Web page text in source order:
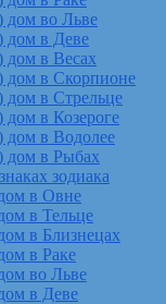
дом во Льве
дом в Деве
дом в Весах
дом в Скорпионе
дом в Стрельце
дом в Козероге
дом в Водолее
дом в Рыбах
зодиака
в Овне
в Тельце
в Близнецах
в Раке
во Льве
в Деве